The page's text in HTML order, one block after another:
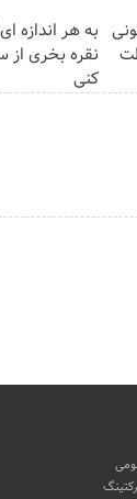
به هر اندازه
نقره بخری
کنی